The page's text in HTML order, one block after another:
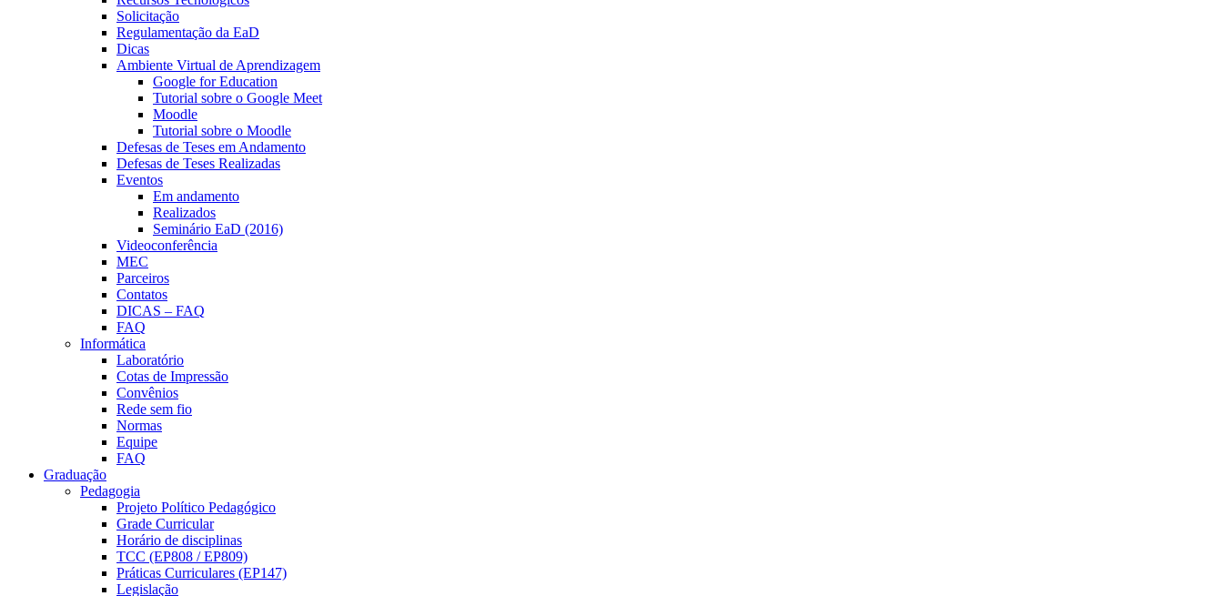
Solicitação
Regulamentação da EaD
Dicas
Ambiente Virtual de Aprendizagem
Google for Education
Tutorial sobre o Google Meet
Moodle
Tutorial sobre o Moodle
Defesas de Teses em Andamento
Defesas de Teses Realizadas
Eventos
Em andamento
Realizados
Seminário EaD (2016)
Videoconferência
MEC
Parceiros
Contatos
DICAS – FAQ
FAQ
Informática
Laboratório
Cotas de Impressão
Convênios
Rede sem fio
Normas
Equipe
FAQ
Graduação
Pedagogia
Projeto Político Pedagógico
Grade Curricular
Horário de disciplinas
TCC (EP808 / EP809)
Práticas Curriculares (EP147)
Legislação